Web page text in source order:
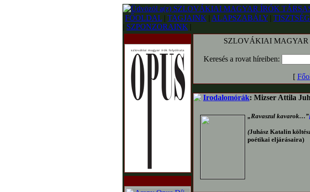
FŐOLDAL | TAGJAINK | ALAPSZABÁLY |
| SZPONZORAINK |
SZLOVÁKIAI MAGYAR
Keresés a rovat híreiben:
[
Irodalomórák: Mizser Attila
„Ravaszul kavarok…”
(Juhász Katalin
poétikai eljárásaira)